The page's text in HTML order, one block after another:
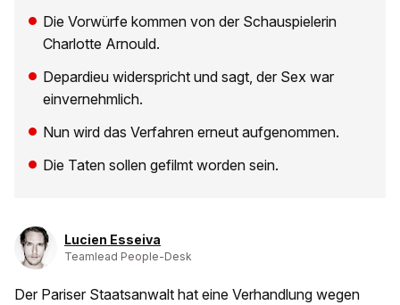
Die Vorwürfe kommen von der Schauspielerin
Charlotte Arnould.
Depardieu widerspricht und sagt, der Sex war
einvernehmlich.
Nun wird das Verfahren erneut aufgenommen.
Die Taten sollen gefilmt worden sein.
Lucien Esseiva
Teamlead People-Desk
Der Pariser Staatsanwalt hat eine Verhandlung wegen